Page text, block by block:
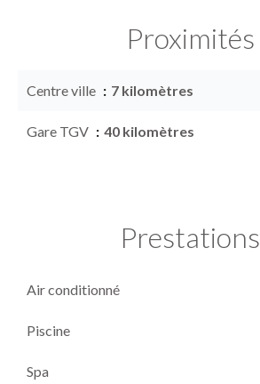
Proximités
Centre ville 7 kilomètres
Gare TGV 40 kilomètres
Prestations
Air conditionné
Piscine
Spa